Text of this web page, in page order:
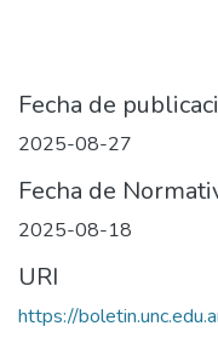
Fecha de
2025-08-27
Fecha de
2025-08-18
URI
https://